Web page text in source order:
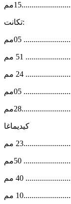
تكانت:
05مم
51 مم
24 مم
05مم
كيديماغا
مم
50مم
40 مم
مم